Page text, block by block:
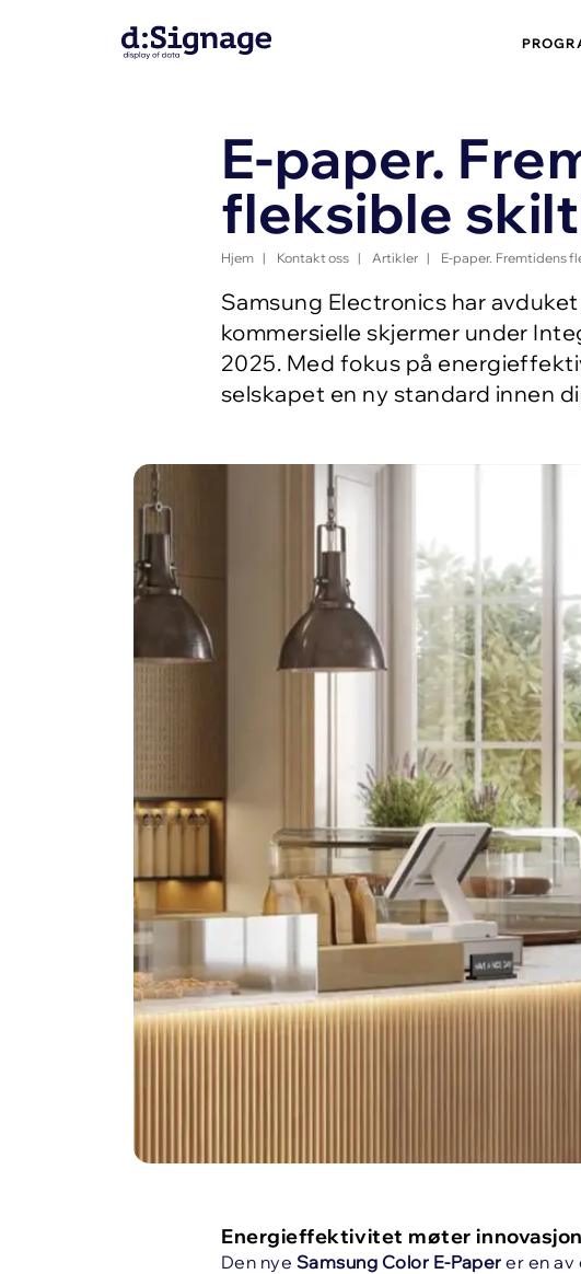
E-paper.
fleksible
Hjem | Kontakt oss |Artikler | E-paper. Fremtidens
Samsung Electronics har
kommersielle skjermer under
2025. Med fokus på
selskapet en ny standard innen
Energieffektivitet møter innovasjon
Den nye Samsung Color E-Paper er en av